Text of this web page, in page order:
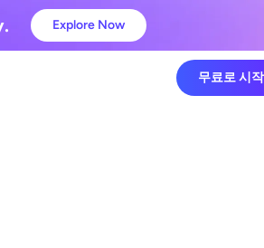
Explore Now
무료로 시작